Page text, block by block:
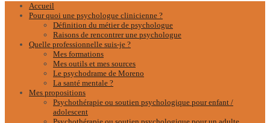
Accueil
Pour quoi une psychologue clinicienne ?
Définition du métier de psychologue
Raisons de rencontrer une psychologue
Quelle professionnelle suis-je ?
Mes formations
Mes outils et mes sources
Le psychodrame de Moreno
La santé mentale ?
Mes propositions
Psychothérapie ou soutien psychologique pour enfant /
adolescent
Psychothérapie ou soutien psychologique pour un adulte